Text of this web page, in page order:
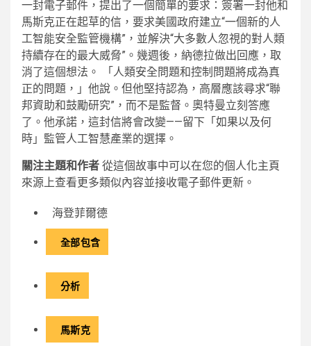
一封電子郵件，提出了一個簡單的要求：簽署一封他和
馬斯克正在起草的信，要求美國政府建立“一個新的人
工智能安全監管機構”，並解決“大多數人忽視的對人類
持續存在的最大威脅”。幾週後，納德拉做出回應，取
消了這個想法。 「人類安全問題和控制問題將成為真
正的問題，」他說。但他堅持認為，高層應該尋求“聯
邦資助和鼓勵研究”，而不是監督。奧特曼立刻答應
了。他承諾，這封信將會改變——留下「如果以及何
時」監管人工智慧產業的選擇。
關注主題和作者 從這個故事中可以在您的個人化主頁
來源上查看更多類似內容並接收電子郵件更新。
海登菲爾德
全部包含
分析
馬斯克